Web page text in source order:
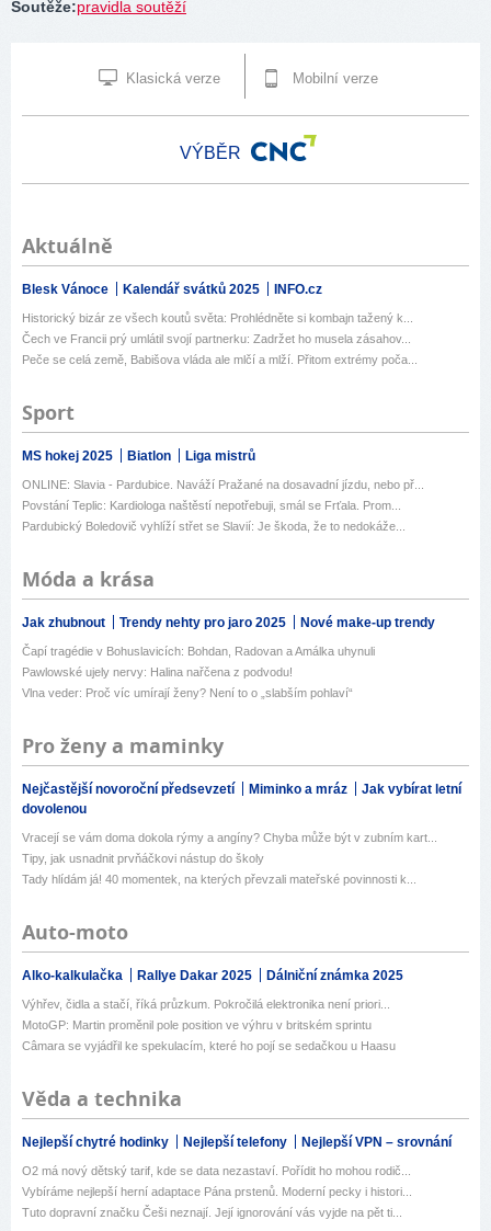
Soutěže:pravidla soutěží
Klasická verze Mobilní verze
VÝBĚR
Aktuálně
Blesk Vánoce Kalendář svátků 2025 INFO.cz
Historický bizár ze všech koutů světa: Prohlédněte si kombajn tažený k...
Čech ve Francii prý umlátil svojí partnerku: Zadržet ho musela zásahov...
Peče se celá země, Babišova vláda ale mlčí a mlží. Přitom extrémy poča...
Sport
MS hokej 2025 Biatlon Liga mistrů
ONLINE: Slavia - Pardubice. Naváží Pražané na dosavadní jízdu, nebo př...
Povstání Teplic: Kardiologa naštěstí nepotřebuji, smál se Frťala. Prom...
Pardubický Boledovič vyhlíží střet se Slavií: Je škoda, že to nedokáže...
Móda a krása
Jak zhubnout Trendy nehty pro jaro 2025 Nové make-up trendy
Čapí tragédie v Bohuslavicích: Bohdan, Radovan a Amálka uhynuli
Pawlowské ujely nervy: Halina nařčena z podvodu!
Vlna veder: Proč víc umírají ženy? Není to o „slabším pohlaví“
Pro ženy a maminky
Nejčastější novoroční předsevzetí Miminko a mráz
Jak vybírat letní
dovolenou
Vracejí se vám doma dokola rýmy a angíny? Chyba může být v zubním kart...
Tipy, jak usnadnit prvňáčkovi nástup do školy
Tady hlídám já! 40 momentek, na kterých převzali mateřské povinnosti k...
Auto-moto
Alko-kalkulačka Rallye Dakar 2025 Dálniční známka 2025
Výhřev, čidla a stačí, říká průzkum. Pokročilá elektronika není priori...
MotoGP: Martin proměnil pole position ve výhru v britském sprintu
Câmara se vyjádřil ke spekulacím, které ho pojí se sedačkou u Haasu
Věda a technika
Nejlepší chytré hodinky Nejlepší telefony Nejlepší VPN – srovnání
O2 má nový dětský tarif, kde se data nezastaví. Pořídit ho mohou rodič...
Vybíráme nejlepší herní adaptace Pána prstenů. Moderní pecky i histori...
Tuto dopravní značku Češi neznají. Její ignorování vás vyjde na pět ti...